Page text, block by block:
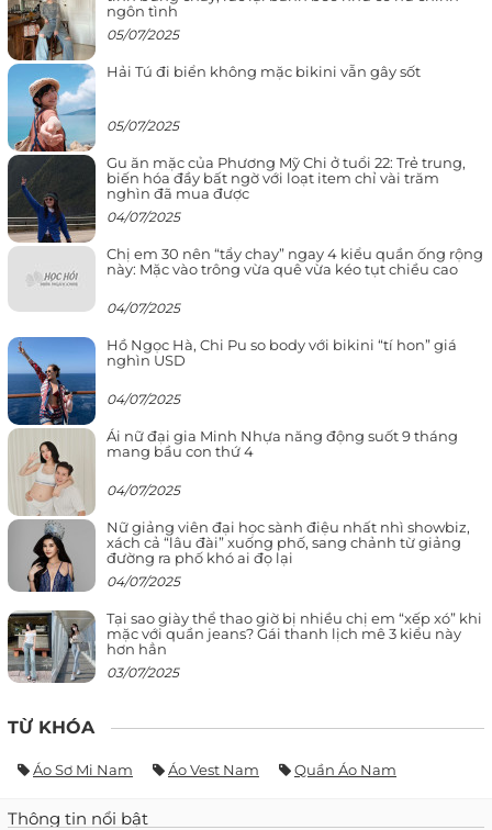
ngôn tình
05/07/2025
Hải Tú đi biển không mặc bikini vẫn gây sốt
05/07/2025
Gu ăn mặc của Phương Mỹ Chi ở tuổi 22: Trẻ trung,
biến hóa đầy bất ngờ với loạt item chỉ vài trăm
nghìn đã mua được
04/07/2025
Chị em 30 nên “tẩy chay” ngay 4 kiểu quần ống rộng
này: Mặc vào trông vừa quê vừa kéo tụt chiều cao
04/07/2025
Hồ Ngọc Hà, Chi Pu so body với bikini “tí hon” giá
nghìn USD
04/07/2025
Ái nữ đại gia Minh Nhựa năng động suốt 9 tháng
mang bầu con thứ 4
04/07/2025
Nữ giảng viên đại học sành điệu nhất nhì showbiz,
xách cả “lâu đài” xuống phố, sang chảnh từ giảng
đường ra phố khó ai đọ lại
04/07/2025
Tại sao giày thể thao giờ bị nhiều chị em “xếp xó” khi
mặc với quần jeans? Gái thanh lịch mê 3 kiểu này
hơn hẳn
03/07/2025
TỪ KHÓA
Áo Sơ Mi Nam Áo Vest Nam Quần Áo Nam
Thông tin nổi bật